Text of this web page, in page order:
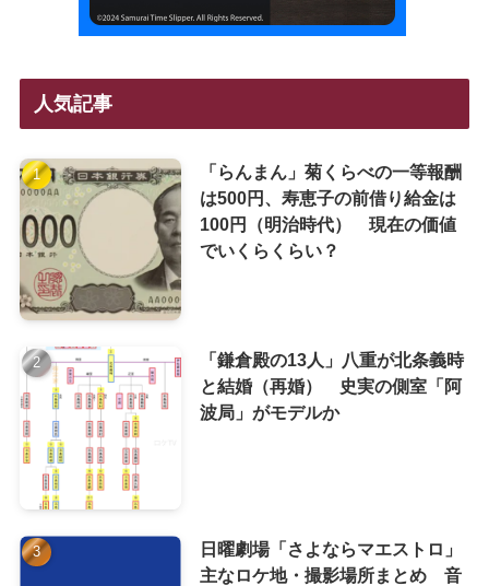
人気記事
「らんまん」菊くらべの一等報酬
は500円、寿恵子の前借り給金は
100円（明治時代） 現在の価値
でいくらくらい？
「鎌倉殿の13人」八重が北条義時
と結婚（再婚） 史実の側室「阿
波局」がモデルか
日曜劇場「さよならマエストロ」
主なロケ地・撮影場所まとめ 音